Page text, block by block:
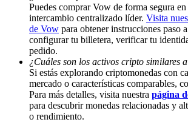
Share 500000 CASHCAT prize pool
Exclusive for BitMart Users
Register & Trade to Win 500,000 USDT
Puedes comprar Vow de forma segura en
intercambio centralizado líder. Visita
de Vow para obtener instrucciones paso
configurar tu billetera, verificar tu
pedido.
¿Cuáles son los activos cripto similares
Si estás explorando criptomonedas con
mercado o características comparables,
Para más detalles, visita nuestra página
para descubrir monedas relacionadas y
o rendimiento.